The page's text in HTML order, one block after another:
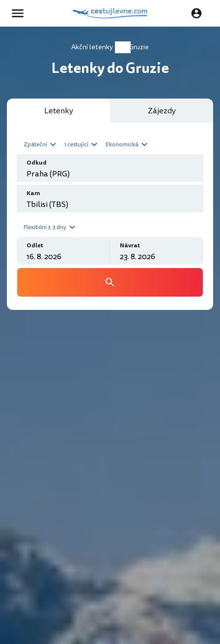
Akční letenky Gruzie
Letenky do Gruzie
Letenky Zájezdy
Zpáteční 1 cestující Ekonomická
Odkud
Kam
Flexibilní ± 3 dny
Odlet Návrat